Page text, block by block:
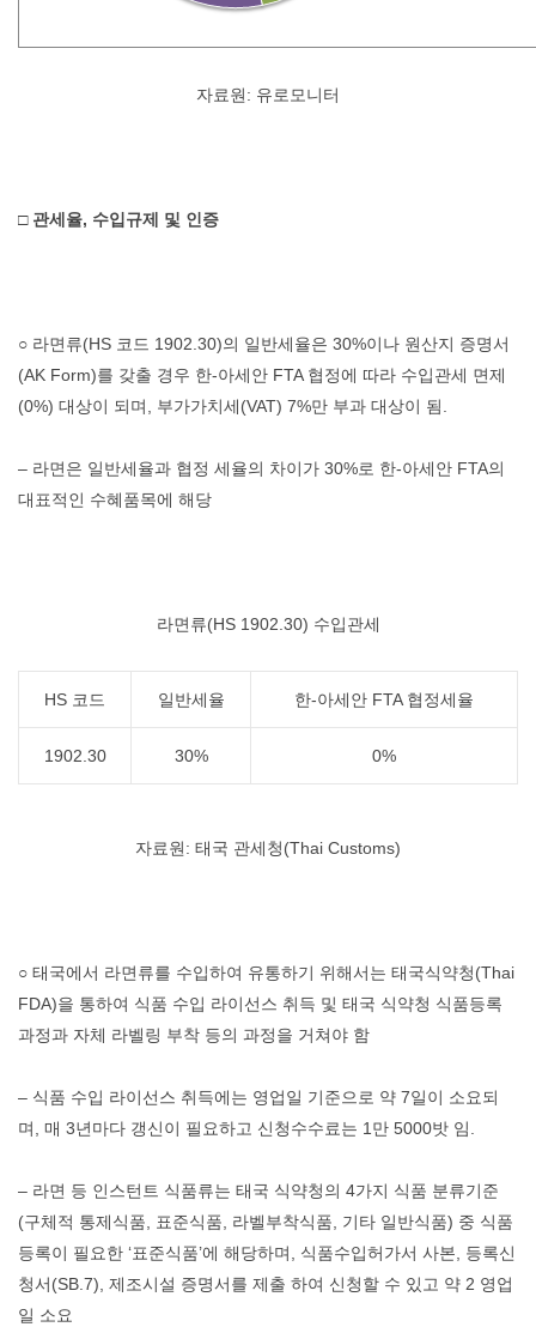
자료원: 유로모니터
□ 관세율, 수입규제 및 인증
○ 라면류(HS 코드 1902.30)의 일반세율은 30%이나 원산지 증명서
(AK Form)를 갖출 경우 한-아세안 FTA 협정에 따라 수입관세 면제
(0%) 대상이 되며, 부가가치세(VAT) 7%만 부과 대상이 됨.
– 라면은 일반세율과 협정 세율의 차이가 30%로 한-아세안 FTA의
대표적인 수혜품목에 해당
라면류(HS 1902.30) 수입관세
HS 코드 일반세율 한-아세안 FTA 협정세율
1902.30 30% 0%
자료원: 태국 관세청(Thai Customs)
○ 태국에서 라면류를 수입하여 유통하기 위해서는 태국식약청(Thai
FDA)을 통하여 식품 수입 라이선스 취득 및 태국 식약청 식품등록
과정과 자체 라벨링 부착 등의 과정을 거쳐야 함
– 식품 수입 라이선스 취득에는 영업일 기준으로 약 7일이 소요되
며, 매 3년마다 갱신이 필요하고 신청수수료는 1만 5000밧 임.
– 라면 등 인스턴트 식품류는 태국 식약청의 4가지 식품 분류기준
(구체적 통제식품, 표준식품, 라벨부착식품, 기타 일반식품) 중 식품
등록이 필요한 ‘표준식품’에 해당하며, 식품수입허가서 사본, 등록신
청서(SB.7), 제조시설 증명서를 제출 하여 신청할 수 있고 약 2 영업
일 소요